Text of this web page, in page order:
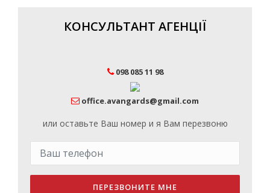
КОНСУЛЬТАНТ АГЕНЦІЇ
098 085 11 98
office.avangards@gmail.com
или оставьте Ваш номер и я Вам перезвоню
ПЕРЕЗВОНИТЕ МНЕ